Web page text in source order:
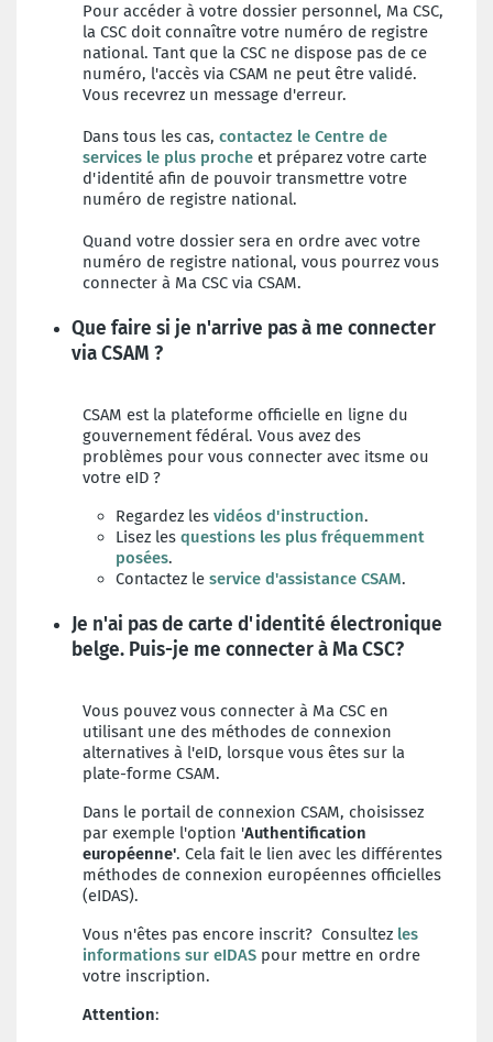
Pour accéder à votre dossier personnel, Ma CSC,
la CSC doit connaître votre numéro de registre
national. Tant que la CSC ne dispose pas de ce
numéro, l'accès via CSAM ne peut être validé.
Vous recevrez un message d'erreur.
Dans tous les cas, contactez le Centre de
services le plus proche et préparez votre carte
d'identité afin de pouvoir transmettre votre
numéro de registre national.
Quand votre dossier sera en ordre avec votre
numéro de registre national, vous pourrez vous
connecter à Ma CSC via CSAM.
Que faire si je n'arrive pas à me connecter
via CSAM ?
CSAM est la plateforme officielle en ligne du
gouvernement fédéral. Vous avez des
problèmes pour vous connecter avec itsme ou
votre eID ?
Regardez les vidéos d'instruction.
Lisez les questions les plus fréquemment
posées.
Contactez le service d'assistance CSAM.
Je n'ai pas de carte d'identité électronique
belge. Puis-je me connecter à Ma CSC?
Vous pouvez vous connecter à Ma CSC en
utilisant une des méthodes de connexion
alternatives à l'eID, lorsque vous êtes sur la
plate-forme CSAM.
Dans le portail de connexion CSAM, choisissez
par exemple l'option 'Authentification
européenne'. Cela fait le lien avec les différentes
méthodes de connexion européennes officielles
(eIDAS).
Vous n'êtes pas encore inscrit? Consultez les
informations sur eIDAS pour mettre en ordre
votre inscription.
Attention: